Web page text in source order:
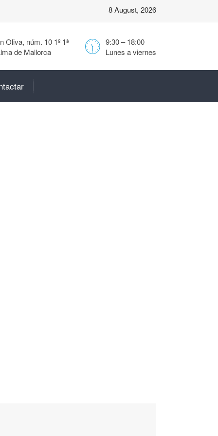
8 August, 2026
9:30 – 18:00
Lunes a viernes
Oliva, núm. 10 1º 1ª
de Mallorca